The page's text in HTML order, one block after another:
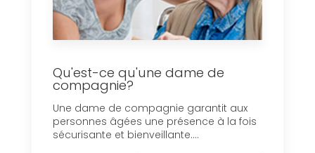
Qu'est-ce qu'une dame de
compagnie?
Une dame de compagnie garantit aux
personnes âgées une présence à la fois
sécurisante et bienveillante....